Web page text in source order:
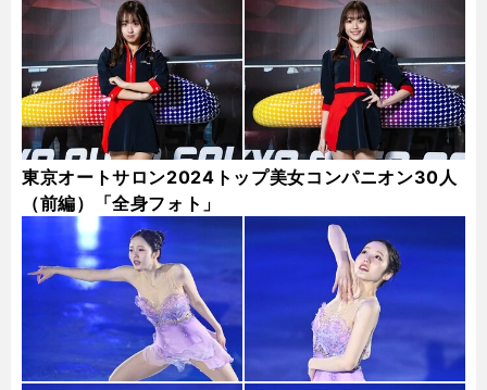
東京オートサロン2024トップ美女コンパニオン30人
（前編）「全身フォト」